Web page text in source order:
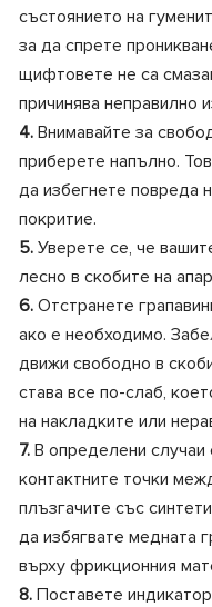
състоянието на
за да спрете
щифтовете не са
причинява неправилно
4. Внимавайте за
приберете напълно.
да избегнете повреда
покритие.
5. Уверете се, че
лесно в скобите на
6. Отстранете
ако е необходимо.
движи свободно в
става все по-слаб,
на накладките или
7. В определени
контактните точки
плъзгачите със
да избягвате медната
върху фрикционния
8. Поставете